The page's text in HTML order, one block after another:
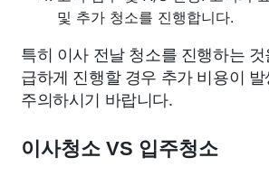
및 추가 청소를 진행합니다.
특히 이사 전날 청소를 진행하는
급하게 진행할 경우 추가 비용이
주의하시기 바랍니다.
이사청소 VS 입주청소